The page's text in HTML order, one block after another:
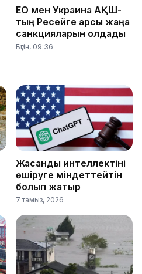
ЕО мен Украина АҚШ-
тың Ресейге қарсы жаңа
санкцияларын қолдады
Бүгін, 09:36
Жасанды интеллектіні
өшіруге міндеттейтін
болып жатыр
7 тамыз, 2026